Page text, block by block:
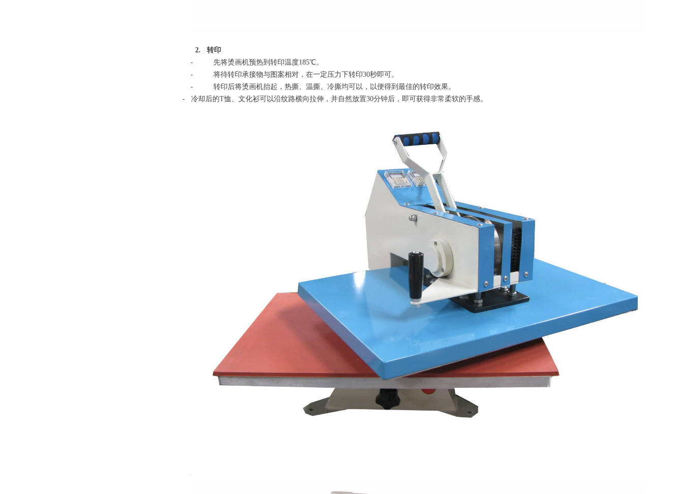
2.
转印
-
先将烫画机预热到转印温度185℃。
-
将待转印承接物与图案相对，在一定压力下转印30秒即可。
-
转印后将烫画机抬起，热撕、温撕、冷撕均可以，以便得到最佳的转印效果。
- 冷却后的T恤、文化衫可以沿纹路横向拉伸，并自然放置30分钟后，即可获得非常柔软的手感。